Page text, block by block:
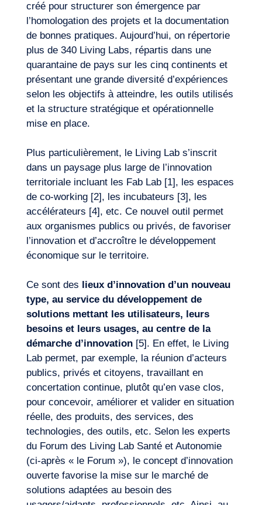
Expertises
Notre aventure
créé pour structurer son émergence par
l’homologation des projets et la documentation
de bonnes pratiques. Aujourd’hui, on répertorie
plus de 340 Living Labs, répartis dans une
quarantaine de pays sur les cinq continents et
présentant une grande diversité d’expériences
selon les objectifs à atteindre, les outils utilisés
et la structure stratégique et opérationnelle
mise en place.
Plus particulièrement, le Living Labs’inscrit
dans un paysage plus large de l’innovation
territoriale incluant les Fab Lab [1], les espaces
de co-working [2], les incubateurs [3], les
accélérateurs [4], etc. Ce nouvel outil permet
aux organismes publics ou privés, de favoriser
l’innovation et d’accroître le développement
économique sur le territoire.
Ce sont des lieux d’innovation d’un nouveau
type, au service du développement de
solutions mettant les utilisateurs, leurs
besoins et leurs usages, au centre de la
démarche d’innovation [5]. En effet, le Living
Lab permet, par exemple, la réunion d’acteurs
publics, privés et citoyens, travaillant en
concertation continue, plutôt qu’en vase clos,
pour concevoir, améliorer et valider en situation
réelle, des produits, des services, des
technologies, des outils, etc. Selon les experts
du Forum des Living Lab Santé et Autonomie
(ci-après « le Forum »), le concept d’innovation
ouverte favorise la mise sur le marché de
solutions adaptées au besoin des